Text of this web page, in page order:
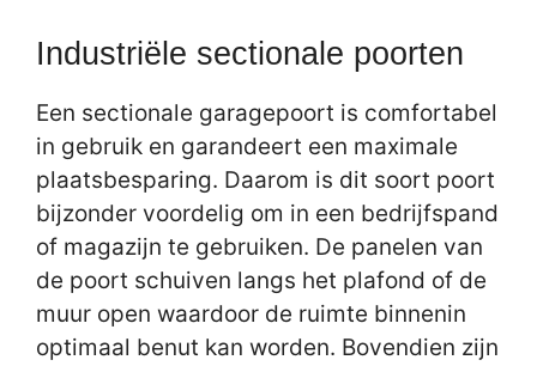
Industriële sectionale poorten
Een sectionale garagepoort is comfortabel
in gebruik en garandeert een maximale
plaatsbesparing. Daarom is dit soort poort
bijzonder voordelig om in een bedrijfspand
of magazijn te gebruiken. De panelen van
de poort schuiven langs het plafond of de
muur open waardoor de ruimte binnenin
optimaal benut kan worden. Bovendien zijn